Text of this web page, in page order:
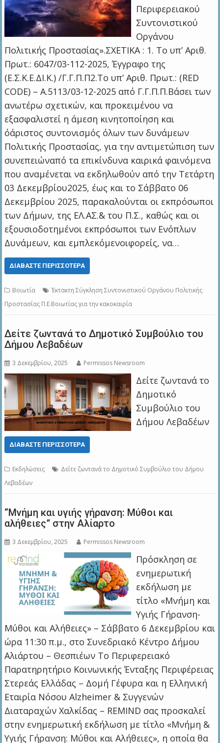
Περιφερειακού
Συντονιστικού
Οργάνου
Πολιτικής Προστασίας».ΣΧΕΤΙΚΑ : 1. Το υπ’ Αριθ.
Πρωτ.: 6047/03-112-2025, Έγγραφο της
(Ε.Σ.Κ.Ε.ΔΙ.Κ.) /Γ.Γ.Π.Π2.Το υπ’ Αριθ. Πρωτ.: (RED
CODE) – Α.5113/03-12-2025 από Γ.Γ.Π.Π.Βάσει των
ανωτέρω σχετικών, και προκειμένου να
εξασφαλιστεί η άμεση κινητοποίηση και
όάριστος συντονισμός όλων των δυνάμεων
Πολιτικής Προστασίας, για την αντιμετώπιση των
συνεπειώναπό τα επικίνδυνα καιρικά φαινόμενα
που αναμένεται να εκδηλωθούν από την Τετάρτη
03 Δεκεμβρίου2025, έως και το Σάββατο 06
Δεκεμβρίου 2025, παρακαλούνται οι εκπρόσωποι
των Δήμων, της ΕΛ.ΑΣ.& του Π.Σ., καθώς και οι
εξουσιοδοτημένοι εκπρόσωποι των Ενόπλων
Δυνάμεων, και εμπλεκόμενοιφορείς, να…
ΔΙΑΒΆΣΤΕ ΠΕΡΙΣΣΌΤΕΡΑ
Βοιωτία
Έκτακτη Σύγκληση Συντονιστικού Οργάνου Πολιτικής
Προστασίας Π.Ε.Βοιωτίας για την κακοκαιρία
Δείτε ζωντανά το Δημοτικό Συμβούλιο του
Δήμου Λεβαδέων
3 Δεκεμβρίου, 2025 Permissos Newsroom
Δείτε ζωντανά το
Δημοτικό
Συμβούλιο του
Δήμου Λεβαδέων
ΔΙΑΒΆΣΤΕ ΠΕΡΙΣΣΌΤΕΡΑ
Εκδηλώσεις
Δείτε ζωντανά το Δημοτικό Συμβούλιο του Δήμου
Λεβαδέων
“Μνήμη και υγιής γήρανση: Μύθοι και
αλήθειες” στην Αλίαρτο
3 Δεκεμβρίου, 2025 Permissos Newsroom
Πρόσκληση σε
ενημερωτική
εκδήλωση με
τίτλο «Μνήμη και
Υγιής Γήρανση-
Μύθοι και Αλήθειες» – Σάββατο 6 Δεκεμβρίου και
ώρα 11:30 π.μ., στο Συνεδριακό Κέντρο Δήμου
Αλιάρτου – Θεσπιέων Το Περιφερειακό
Παρατηρητήριο Κοινωνικής Ένταξης Περιφέρειας
Στερεάς Ελλάδας – Δομή Γέφυρα και η Ελληνική
Εταιρία Νόσου Alzheimer & Συγγενών
Διαταραχών Χαλκίδας – REMIND σας προσκαλεί
στην ενημερωτική εκδήλωση με τίτλο «Μνήμη &
Υγιής Γήρανση: Μύθοι και Αλήθειες», η οποία θα